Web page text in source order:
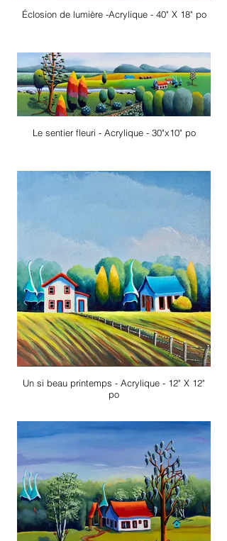
Éclosion de lumière -Acrylique - 40" X 18" po
Le sentier fleuri - Acrylique - 30"x10" po
Un si beau printemps - Acrylique - 12" X 12"
po